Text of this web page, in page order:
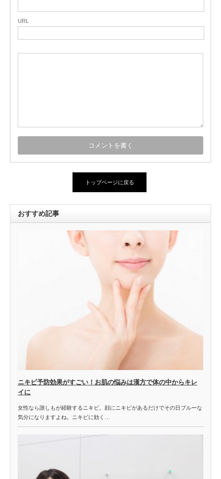
URL
トップページに戻る
おすすめ記事
ニキビ予防効果がすごい！お肌の悩みは漢方で体の中からキレ
イに
女性なら誰しもが経験するニキビ。顔にニキビがあるだけでその日ブルーな
気分になりますよね。ニキビに効く…